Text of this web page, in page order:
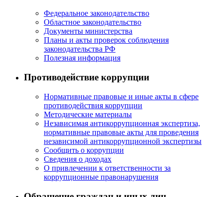
Федеральное законодательство
Областное законодательство
Документы министерства
Планы и акты проверок соблюдения
законодательства РФ
Полезная информация
Противодействие коррупции
Нормативные правовые и иные акты в сфере
противодействия коррупции
Методические материалы
Независимая антикоррупционная экспертиза,
нормативные правовые акты для проведения
независимой антикоррупционной экспертизы
Сообщить о коррупции
Сведения о доходах
О привлечении к ответственности за
коррупционные правонарушения